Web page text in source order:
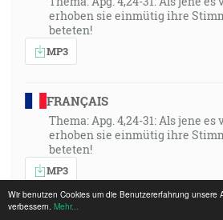
Wir benutzen Cookies um die Benutzererfahrung unsere
verbessern. Mehr...
erhoben sie einmütig ihre
beteten!
MP3
FRANÇAIS
Thema: Apg. 4,24-31: Als jene
erhoben sie einmütig ihre
beteten!
MP3